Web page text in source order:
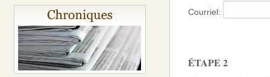
Courriel:
ÉTAPE 2